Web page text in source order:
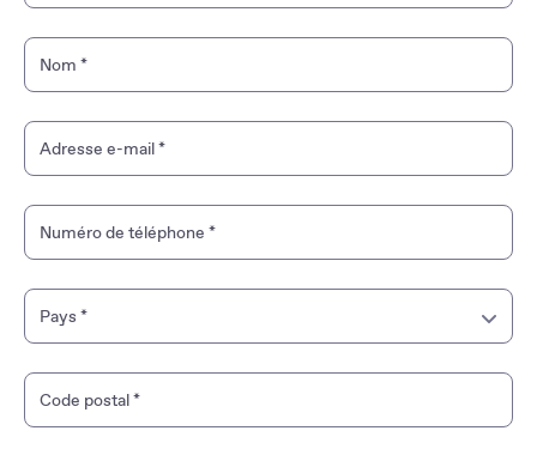
MGS9 PHEV
MGS6 EV
MGS5 EV
MG EHS Hybrid+
MG ZS Hybrid+
Nom *
Adresse e-mail*
Numéro de téléphone *
Pays *
France
Code postal*